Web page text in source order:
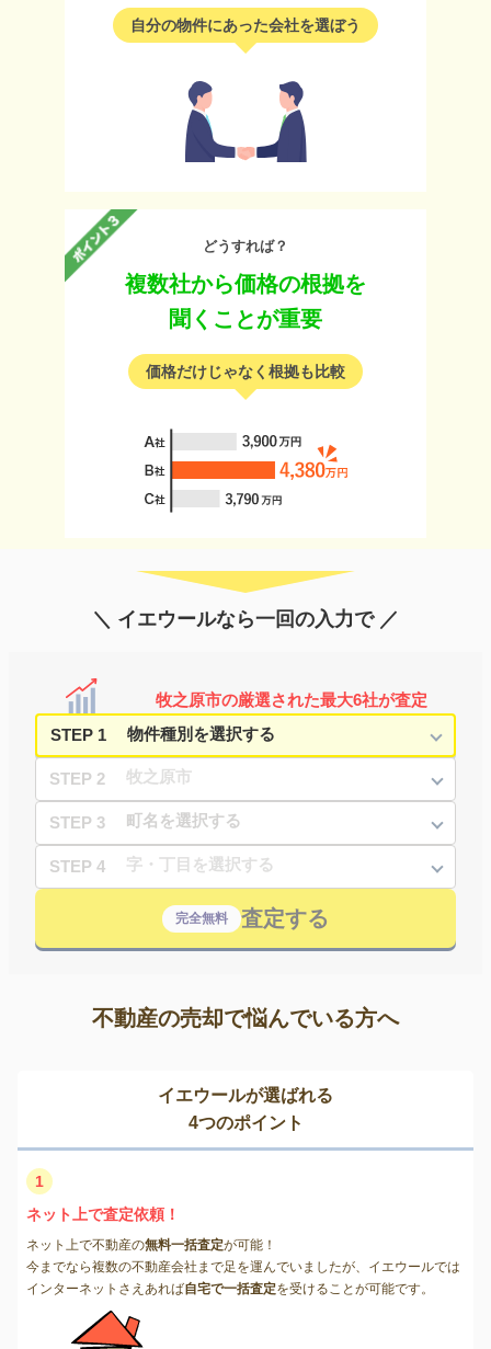
自分の物件にあった会社を選ぼう
どうすれば？
複数社から価格の根拠を
聞くことが重要
価格だけじゃなく根拠も比較
＼ イエウールなら一回の入力で ／
牧之原市の厳選された最大6社が査定
STEP 1
STEP 2
STEP 3
STEP 4
完全無料 査定する
不動産の売却で悩んでいる方へ
イエウールが選ばれる
4つのポイント
1
ネット上で査定依頼！
ネット上で不動産の無料一括査定が可能！
今までなら複数の不動産会社まで足を運んでいましたが、イエウールでは
インターネットさえあれば自宅で一括査定を受けることが可能です。